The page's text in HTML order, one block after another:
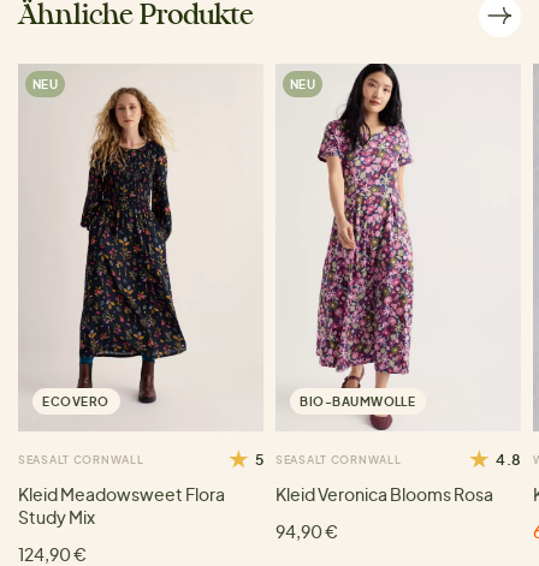
Ähnliche Produkte
NEU
ECOVERO
SEASALT CORNWALL 5
Kleid Meadowsweet Flora
Study Mix
124,90 €
NEU
BIO-BAUMWOLLE
SEASALT CORNWALL 4.8
Kleid Veronica Blooms Rosa
94,90 €